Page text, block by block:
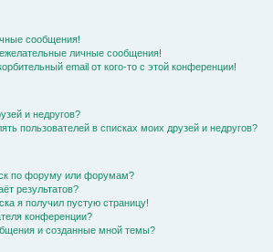
сообщения!
личные сообщения!
email от кого-то с этой конференции!
и недругов?
пользователей в списках моих друзей и недругов?
по форуму или форумам?
результатов?
я получил пустую страницу!
конференции?
и созданные мной темы?